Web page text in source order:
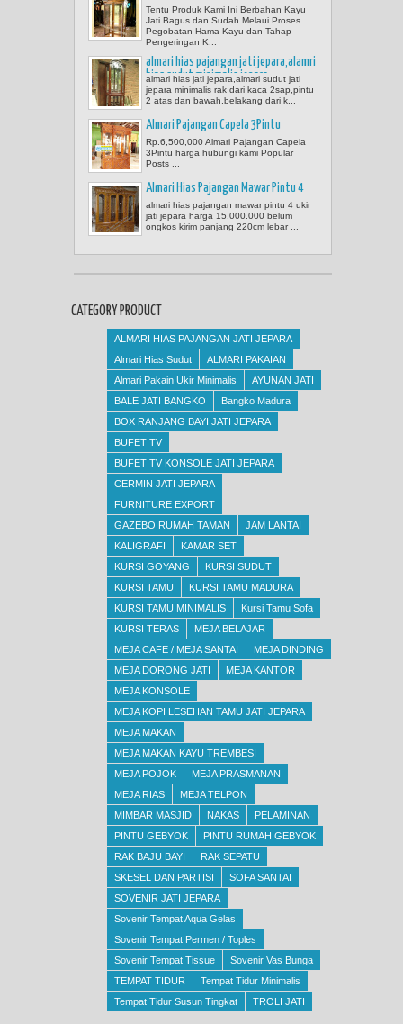
Tentu Produk Kami Ini Berbahan Kayu
Jati Bagus dan Sudah Melaui Proses
Pegobatan Hama Kayu dan Tahap
Pengeringan K...
almari hias pajangan jati jepara,alamri
hias sudut minimalis jepara
almari hias jati jepara,almari sudut jati
jepara minimalis rak dari kaca 2sap,pintu
2 atas dan bawah,belakang dari k...
Almari Pajangan Capela 3Pintu
Rp.6,500,000 Almari Pajangan Capela
3Pintu harga hubungi kami Popular
Posts ...
Almari Hias Pajangan Mawar Pintu 4
almari hias pajangan mawar pintu 4 ukir
jati jepara harga 15.000.000 belum
ongkos kirim panjang 220cm lebar ...
CATEGORY PRODUCT
ALMARI HIAS PAJANGAN JATI JEPARA
Almari Hias Sudut
ALMARI PAKAIAN
Almari Pakain Ukir Minimalis
AYUNAN JATI
BALE JATI BANGKO
Bangko Madura
BOX RANJANG BAYI JATI JEPARA
BUFET TV
BUFET TV KONSOLE JATI JEPARA
CERMIN JATI JEPARA
FURNITURE EXPORT
GAZEBO RUMAH TAMAN
JAM LANTAI
KALIGRAFI
KAMAR SET
KURSI GOYANG
KURSI SUDUT
KURSI TAMU
KURSI TAMU MADURA
KURSI TAMU MINIMALIS
Kursi Tamu Sofa
KURSI TERAS
MEJA BELAJAR
MEJA CAFE / MEJA SANTAI
MEJA DINDING
MEJA DORONG JATI
MEJA KANTOR
MEJA KONSOLE
MEJA KOPI LESEHAN TAMU JATI JEPARA
MEJA MAKAN
MEJA MAKAN KAYU TREMBESI
MEJA POJOK
MEJA PRASMANAN
MEJA RIAS
MEJA TELPON
MIMBAR MASJID
NAKAS
PELAMINAN
PINTU GEBYOK
PINTU RUMAH GEBYOK
RAK BAJU BAYI
RAK SEPATU
SKESEL DAN PARTISI
SOFA SANTAI
SOVENIR JATI JEPARA
Sovenir Tempat Aqua Gelas
Sovenir Tempat Permen / Toples
Sovenir Tempat Tissue
Sovenir Vas Bunga
TEMPAT TIDUR
Tempat Tidur Minimalis
Tempat Tidur Susun Tingkat
TROLI JATI